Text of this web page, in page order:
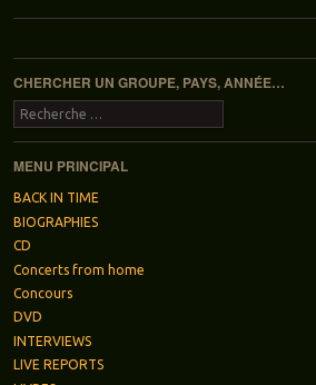
Navigation des articles
CHERCHER UN GROUPE, PAYS, ANNÉE…
Recherche
MENU PRINCIPAL
BACK IN TIME
BIOGRAPHIES
CD
Concerts from home
Concours
DVD
INTERVIEWS
LIVE REPORTS